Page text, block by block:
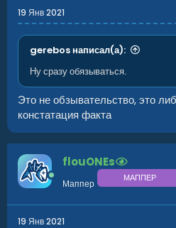
19 Янв 2021
gerebos написал(а):
Ну сразу обязываться.
Это не обзывательство, это
констатация факта
flouONEs
Маппер МАППЕР
19 Янв 2021